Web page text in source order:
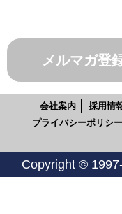
メルマガ登
会社案内 採用情
プライバシーポリシ
Copyright ©